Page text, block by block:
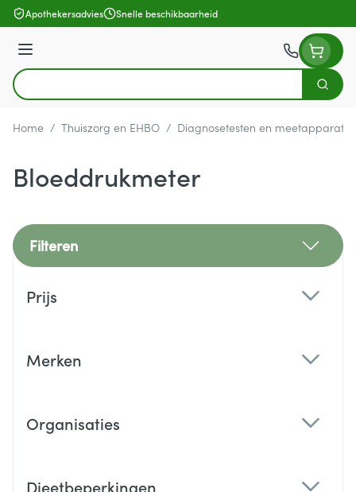
Ga naar de inhoud
Apothekersadvies Snelle beschikbaarheid
Menu
Product, merk, categorie...
Zoek
Home / Thuiszorg en EHBO / Diagnosetesten en
Bloeddrukmeter
Filteren
Prijs
Merken
Organisaties
Dieetbeperkingen